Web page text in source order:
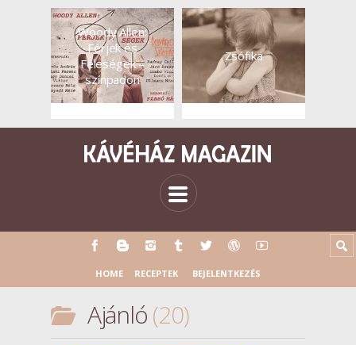
Woody Allen:
Férjek és
Feleségek –
színpadon
Zsófika
HOME RECEPTEK BEJELENTKEZÉS
Ajánló 20